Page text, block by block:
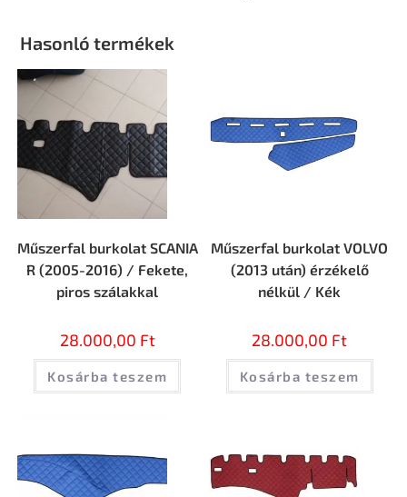
Hasonló termékek
Műszerfal burkolat SCANIA
R (2005-2016) / Fekete,
piros szálakkal
28.000,00 Ft
Kosárba teszem
Műszerfal burkolat VOLVO
(2013 után) érzékelő
nélkül / Kék
28.000,00 Ft
Kosárba teszem